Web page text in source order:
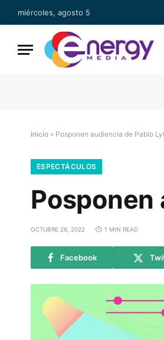
miércoles, agosto 5
Inicio » Posponen audiencia de Pablo
ESPECTÁCULOS
Posponen
OCTUBRE 26, 2022 1 MIN READ
Facebook